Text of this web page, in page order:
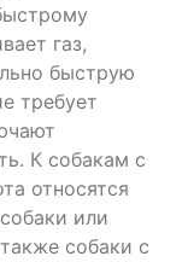
газ,
быструю
требует
К собакам с
относятся
или
собаки с